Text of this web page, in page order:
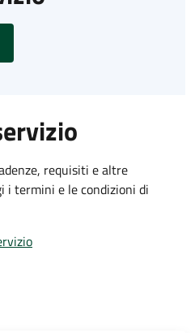
requisiti e altre
i termini e le condizioni di